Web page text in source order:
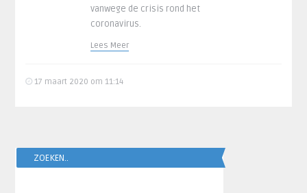
vanwege de crisis rond het
coronavirus.
Lees Meer
17 maart 2020 om 11:14
ZOEKEN..